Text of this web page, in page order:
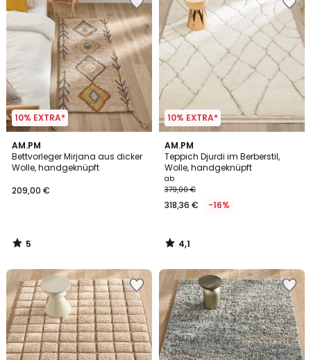
10% EXTRA*
AM.PM
Bettvorleger Mirjana aus dicker
Wolle, handgeknüpft
209,00 €
5
/
5
5
/
10% EXTRA*
AM.PM
Teppich Djurdi im Berberstil,
Wolle, handgeknüpft
ab
379,00 €
318,36 € -16%
4,1
/ 5
4,1
/